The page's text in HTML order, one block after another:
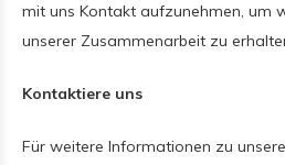
mit uns Kontakt aufzunehmen, um
unserer Zusammenarbeit zu
Kontaktiere uns
Für weitere Informationen zu